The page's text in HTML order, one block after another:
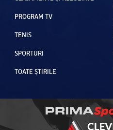
PROGRAM TV
TENIS
SPORTURI
TOATE ȘTIRILE